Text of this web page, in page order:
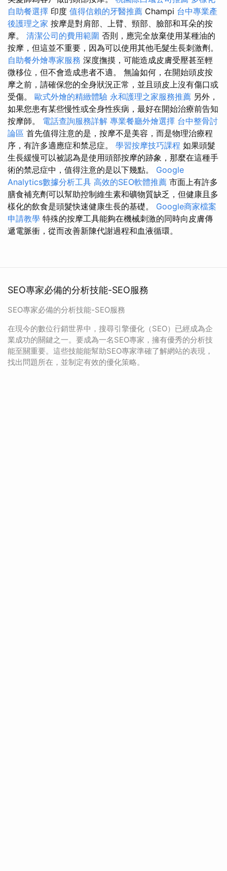
自助餐選擇 印度 值得信賴的牙醫推薦 Champi 台中專業產
後護理之家 按摩是對肩部、上臂、頸部、臉部和耳朵的按
摩。 清潔公司的費用範圍 否則，應完全放棄使用某種油的
按摩，但這並不重要，因為可以使用其他毛髮生長刺激劑。
自助餐外燴專家服務 深度撫摸，可能造成皮膚受壓甚至輕
微移位，但不會造成患者不適。 無論如何，在開始頭皮按
摩之前，請確保您的全身狀況正常，並且頭皮上沒有傷口或
受傷。 歐式外燴的精緻體驗 永和護理之家服務推薦 另外，
如果您患有某些慢性或全身性疾病，最好在開始治療前告知
按摩師。 電話查詢服務詳解 專業餐廳外燴選擇 台中整骨討
論區 首先值得注意的是，按摩不是美容，而是物理治療程
序，有許多適應症和禁忌症。 學習按摩技巧課程 如果頭髮
生長緩慢可以被認為是使用頭部按摩的跡象，那麼在這種手
術的禁忌症中，值得注意的是以下幾點。 Google
Analytics數據分析工具 高效的SEO軟體推薦 市面上有許多
膳食補充劑可以幫助控制維生素和礦物質缺乏，但健康且多
樣化的飲食是頭髮快速健康生長的基礎。 Google商家檔案
申請教學 特殊的按摩工具能夠在機械刺激的同時向皮膚傳
遞電脈衝，從而改善新陳代謝過程和血液循環。
SEO專家必備的分析技能-SEO服務
SEO專家必備的分析技能-SEO服務
在現今的數位行銷世界中，搜尋引擎優化（SEO）已經成為企
業成功的關鍵之一。要成為一名SEO專家，擁有優秀的分析技
能至關重要。這些技能能幫助SEO專家準確了解網站的表現，
找出問題所在，並制定有效的優化策略。